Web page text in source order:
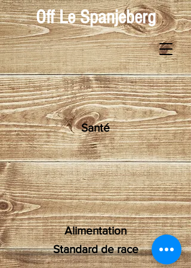
Off Le Spanjeberg
Santé
Alimentation
Standard de race